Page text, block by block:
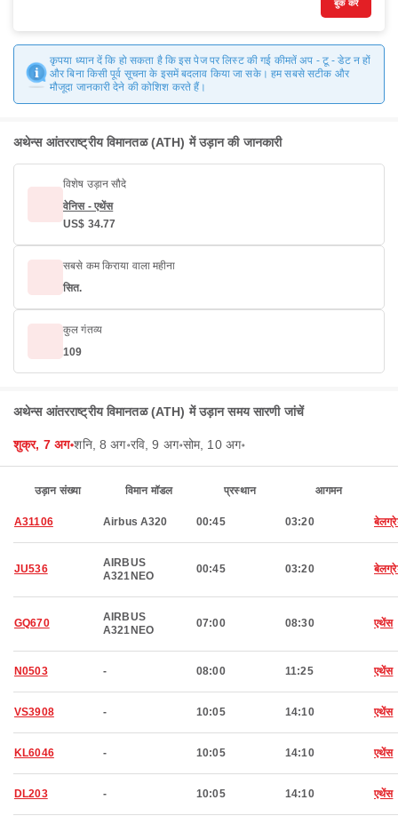
बुक करें
कृपया ध्यान दें कि हो सकता है कि इस पेज पर लिस्ट की गई कीमतें अप - टू - डेट न हों
और बिना किसी पूर्व सूचना के इसमें बदलाव किया जा सके। हम सबसे सटीक और
मौजूदा जानकारी देने की कोशिश करते हैं।
अथेन्स आंतरराष्ट्रीय विमानतळ (ATH) में उड़ान की जानकारी
विशेष उड़ान सौदे
वेनिस - एथेंस
US$ 34.77
सबसे कम किराया वाला महीना
सित.
कुल गंतव्य
109
अथेन्स आंतरराष्ट्रीय विमानतळ (ATH) में उड़ान समय सारणी जांचें
शुक्र, 7 अग॰शनि, 8 अग॰रवि, 9 अग॰सोम, 10 अग॰
उड़ान संख्या विमान मॉडल प्रस्थान आगमन
A31106 Airbus A320 00:45 03:20
JU536
AIRBUS
A321NEO
00:45 03:20
GQ670
AIRBUS
A321NEO
07:00 08:30 एथेंस
N0503 - 08:00 11:25 एथेंस
VS3908 - 10:05 14:10 एथेंस
KL6046 - 10:05 14:10 एथेंस
DL203 - 10:05 14:10 एथेंस